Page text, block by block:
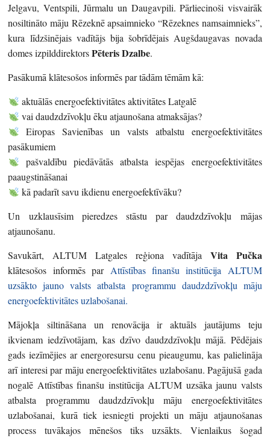
Jelgavu, Ventspili, Jūrmalu un Daugavpili. Pārliecinoši visvairāk
nosiltināto māju Rēzeknē apsaimnieko “Rēzeknes namsaimnieks”,
kura līdzšinējais vadītājs bija šobrīdējais Augšdaugavas novada
domes izpilddirektorsPēteris Dzalbe.
Pasākumā klātesošos informēs par tādām tēmām kā:
aktuālās energoefektivitātes aktivitātes Latgalē
vai daudzdzīvokļu ēku atjaunošana atmaksājas?
Eiropas Savienības un valsts atbalstu energoefektivitātes
pasākumiem
pašvaldību piedāvātās atbalsta iespējas energoefektivitātes
paaugstināšanai
kā padarīt savu ikdienu energoefektīvāku?
Un uzklausīsim pieredzes stāstu par daudzdzīvokļu mājas
atjaunošanu.
Savukārt, ALTUM Latgales reģiona vadītāja Vita Pučka
klātesošos informēs par Attīstības finanšu institūcija ALTUM
uzsākto jauno valsts atbalsta programmu daudzdzīvokļu māju
energoefektivitātes uzlabošanai.
Mājokļa siltināšana un renovācija ir aktuāls jautājums teju
ikvienam iedzīvotājam, kas dzīvo daudzdzīvokļu mājā. Pēdējais
gads iezīmējies ar energoresursu cenu pieaugumu, kas palielināja
arī interesi par māju energoefektivitātes uzlabošanu. Pagājušā gada
nogalē Attīstības finanšu institūcija ALTUM uzsāka jaunu valsts
atbalsta programmu daudzdzīvokļu māju energoefektivitātes
uzlabošanai, kurā tiek iesniegti projekti un māju atjaunošanas
process tuvākajos mēnešos tiks uzsākts. Vienlaikus šogad